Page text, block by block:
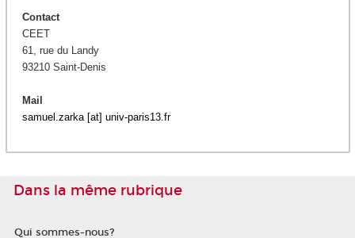
Contact
CEET
61, rue du Landy
93210 Saint-Denis
Mail
samuel.zarka [at] univ-paris13.fr
Dans la même rubrique
Qui sommes-nous?